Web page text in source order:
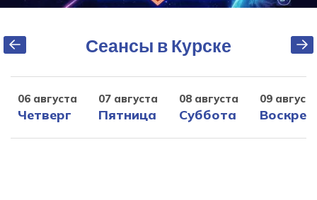
Сеансы в Курске
06 августа
Четверг
07 августа
Пятница
08 августа
Суббота
09